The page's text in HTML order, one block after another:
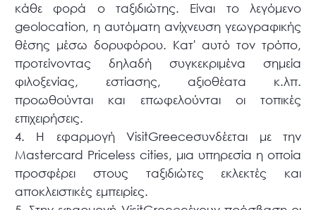
κάθε φορά ο ταξιδιώτης. Είναι το λεγόμενο
geolocation, η αυτόματη ανίχνευση γεωγραφικής
θέσης μέσω δορυφόρου. Κατ' αυτό τον τρόπο,
προτείνοντας δηλαδή συγκεκριμένα σημεία
φιλοξενίας, εστίασης, αξιοθέατα κ.λπ.
προωθούνται και επωφελούνται οι τοπικές
επιχειρήσεις.
4. Η εφαρμογή VisitGreeceσυνδέεται με την
Mastercard Priceless cities, μια υπηρεσία η οποία
προσφέρει στους ταξιδιώτες εκλεκτές και
αποκλειστικές εμπειρίες.